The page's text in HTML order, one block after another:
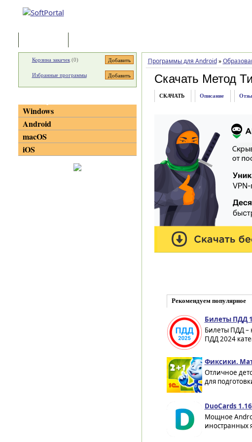
Программы для Android »
Скачать Метод
СКАЧАТЬ Описание
Рекомендуем популярное
Билеты ПДД
Билеты ПДД –
ПДД 2024
Фиксики.
Отличное
для
DuoCards
Мощное
иностранных
Корзина закачек(0)
Избранные программы
Windows
Android
macOS
iOS